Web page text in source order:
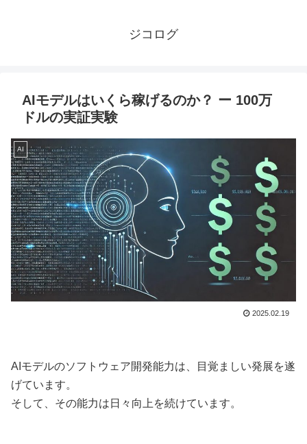
ジコログ
AIモデルはいくら稼げるのか？ ー 100万
ドルの実証実験
AI
2025.02.19
AIモデルのソフトウェア開発能力は、目覚ましい発展を遂
げています。
そして、その能力は日々向上を続けています。